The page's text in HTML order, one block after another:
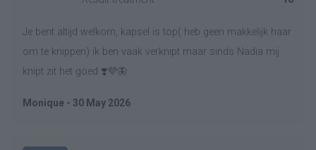
Je bent altijd welkom, kapsel is top( heb geen makkelijk haar
om te knippen) ik ben vaak verknipt maar sinds Nadia mij
knipt zit het goed ❣️💜🦋
Monique - 30 May 2026